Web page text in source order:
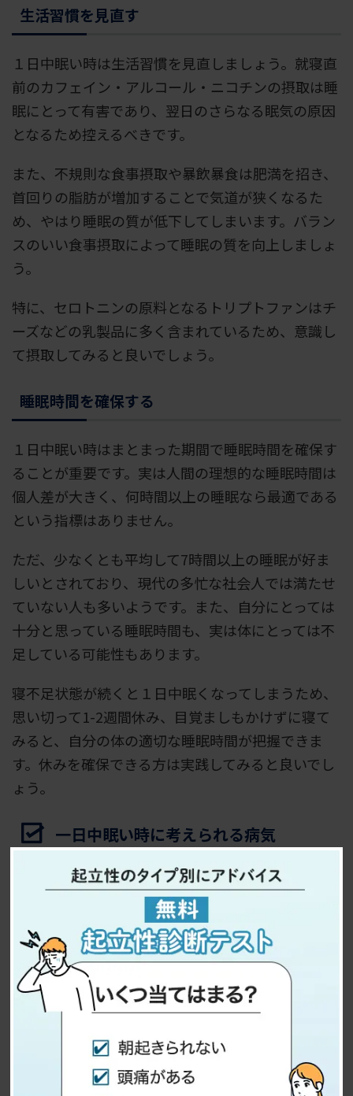
生活習慣を見直す
１日中眠い時は生活習慣を見直しましょう。就寝直
前のカフェイン・アルコール・ニコチンの摂取は睡
眠にとって有害であり、翌日のさらなる眠気の原因
となるため控えるべきです。
また、不規則な食事摂取や暴飲暴食は肥満を招き、
首回りの脂肪が増加することで気道が狭くなるた
め、やはり睡眠の質が低下してしまいます。バラン
スのいい食事摂取によって睡眠の質を向上しましょ
う。
特に、セロトニンの原料となるトリプトファンはチ
ーズなどの乳製品に多く含まれているため、意識し
て摂取してみると良いでしょう。
睡眠時間を確保する
１日中眠い時はまとまった期間で睡眠時間を確保す
ることが重要です。実は人間の理想的な睡眠時間は
個人差が大きく、何時間以上の睡眠なら最適である
という指標はありません。
ただ、少なくとも平均して7時間以上の睡眠が好ま
しいとされており、現代の多忙な社会人では満たせ
ていない人も多いようです。また、自分にとっては
十分と思っている睡眠時間も、実は体にとっては不
足している可能性もあります。
寝不足状態が続くと１日中眠くなってしまうため、
思い切って1-2週間休み、目覚ましもかけずに寝て
みると、自分の体の適切な睡眠時間が把握できま
す。休みを確保できる方は実践してみると良いでし
ょう。
一日中眠い時に考えられる病気
一日中眠い場合、実は何らかの病気に罹患している
可能性があるため、注意が必要です。人の睡眠は脳
や自律神経で主にコントロールされているため、脳
や自律神経になんらかの障害が出ると睡眠も障害さ
れ、眠気の原因となります。
解説します。